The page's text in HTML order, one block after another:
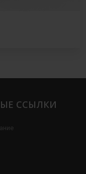
ССЫЛКИ